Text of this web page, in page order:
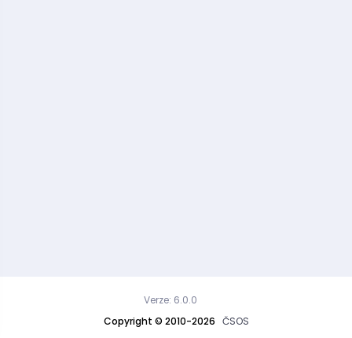
Copyright © 2010-2026 ČSOS
Verze: 6.0.0